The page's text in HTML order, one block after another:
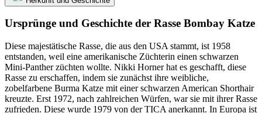
Ursprünge und Geschichte der Rasse Bombay Katze
Diese majestätische Rasse, die aus den USA stammt, ist 1958
entstanden, weil eine amerikanische Züchterin einen schwarzen
Mini-Panther züchten wollte. Nikki Horner hat es geschafft, diese
Rasse zu erschaffen, indem sie zunächst ihre weibliche,
zobelfarbene Burma Katze mit einer schwarzen American Shorthair
kreuzte. Erst 1972, nach zahlreichen Würfen, war sie mit ihrer Rasse
zufrieden. Diese wurde 1979 von der TICA anerkannt. In Europa ist